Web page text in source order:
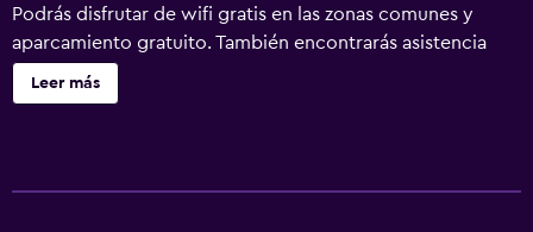
Podrás disfrutar de wifi gratis en las zonas comunes y
aparcamiento gratuito. También encontrarás asistencia
turística y para la compra de entradas, servicio de
celebración de bodas y un jardín. Hotel Etico at Mount
Leer más